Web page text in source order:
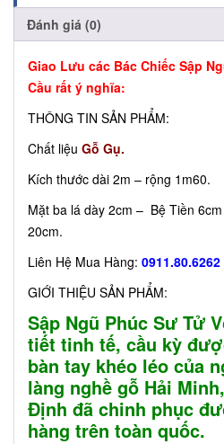
Đánh giá (0)
Giao Lưu các Bác Chiếc Sập
Cầu rất ý nghĩa:
THÔNG TIN SẢN PHẨM:
Chất liệu Gỗ Gụ.
Kích thước dài 2m – rộng 1m60.
Mặt ba lá dày 2cm – Bệ Tiền
20cm.
Liên Hệ Mua Hàng: 0911.80.6262
GIỚI THIỆU SẢN PHẨM:
Sập Ngũ Phúc Sư Tử
tiết tinh tế, cầu kỳ
bàn tay khéo léo của
làng nghề gỗ Hải
Định đã chinh phục
hàng trên toàn quốc.